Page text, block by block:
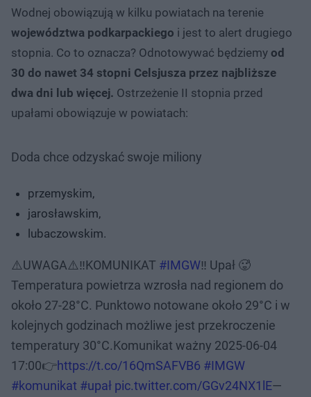
Wodnej obowiązują w kilku powiatach na terenie
województwa podkarpackiego i jest to alert drugiego
stopnia. Co to oznacza? Odnotowywać będziemy od
30 do nawet 34 stopni Celsjusza przez najbliższe
dwa dni lub więcej. Ostrzeżenie II stopnia przed
upałami obowiązuje w powiatach:
Doda chce odzyskać swoje miliony
przemyskim,
jarosławskim,
lubaczowskim.
⚠️UWAGA⚠️‼️KOMUNIKAT #IMGW‼️ Upał 🥵
Temperatura powietrza wzrosła nad regionem do
około 27-28°C. Punktowo notowane około 29°C i w
kolejnych godzinach możliwe jest przekroczenie
temperatury 30°C.Komunikat ważny 2025-06-04
17:00👉https://t.co/16QmSAFVB6 #IMGW
#komunikat #upał pic.twitter.com/GGv24NX1lE—